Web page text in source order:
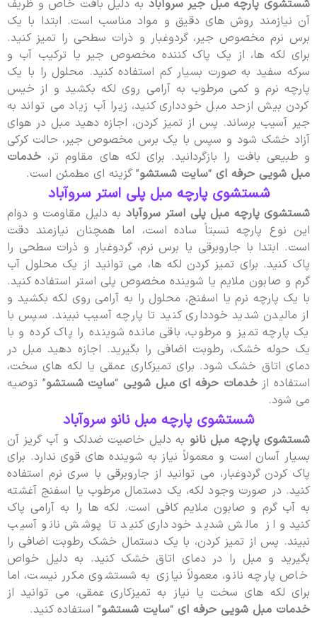
شستشوی پارچه مبل جیر سروآباد به دلیل بافت خاص و ظریف
آن نیازمند روش های دقیق و مواد مناسب است. ابتدا با یک
برس نرم مخصوص جیر، گردوغبار و ذرات سطحی را تمیز کنید.
برای لکه ها، از یک پاک کننده مخصوص جیر یا ترکیب آب و
سرکه سفید به صورت بسیار کم استفاده کنید. محلول را با یک
پارچه نرم و کمی مرطوب به آرامی روی لکه بکشید و از خیس
کردن بیش ازحد مبل خودداری کنید، زیرا آب زیاد می تواند به
جیر آسیب برساند. پس از تمیز کردن، اجازه دهید مبل در هوای
آزاد خشک شود و سپس با یک برس مخصوص جیر، حالت کرکی
و طبیعی بافت را بازگردانید. برای لکه های مقاوم تر، خدمات
مبل شویی حرفه ای“ سایت شستشو” گزینه ای مطمئن است.
شستشوی پارچه مبل پلی‌ استر سروآباد
شستشوی پارچه مبل پلی استر سروآبادبه دلیل مقاومت و دوام
این نوع پارچه نسبتاً ساده است، اما همچنان نیازمند دقت
است. ابتدا با جاروبرقی یا برس نرم، گردوغبار و ذرات سطحی را
پاک کنید. برای تمیز کردن لکه ها، می توانید از یک محلول آب
گرم و صابون ملایم یا شوینده مخصوص پلی استر استفاده کنید.
با یک پارچه نرم یا اسفنج، محلول را به آرامی روی لکه بکشید و
از مالیدن شدید خودداری کنید تا پارچه آسیب نبیند. سپس با
یک پارچه تمیز و مرطوب، باقی مانده شوینده را پاک کرده و با
یک حوله خشک، رطوبت اضافی را بگیرید. اجازه دهید مبل در
دمای اتاق خشک شود. برای تمیزکاری عمقی یا لکه های سخت،
استفاده از خدمات حرفه ای مبل شویی“ سایت شستشو” توصیه
می شود.
شستشوی پارچه مبل نانو سروآباد
شستشوی پارچه مبل نانوبه دلیل خاصیت ضدلک و آب گریز آن
بسیار آسان است و معمولاً نیاز به شوینده های قوی ندارد. برای
پاک کردن گردوغبار، می توانید از جاروبرقی با سری نرم استفاده
کنید. در صورت وجود لکه، یک دستمال مرطوب یا اسفنج آغشته
به آب گرم و صابون ملایم کافی است. لکه ها را به آرامی پاک
کنید و از مالش شدید خودداری کنید تا پوشش نانو آسیب
نبیند. پس از تمیز کردن، با یک دستمال خشک رطوبت اضافی را
بگیرید و مبل را در دمای اتاق خشک کنید. به دلیل خواص
خاص پارچه نانو، معمولاً نیازی به شستشوی مکرر نیست، اما
برای لکه های سخت یا نیاز به تمیزکاری عمقی، می توانید از
خدمات مبل شویی حرفه ای“ سایت شستشو” استفاده کنید.